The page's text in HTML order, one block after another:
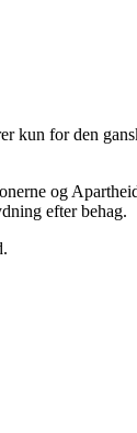
kun for den
og
efter behag.